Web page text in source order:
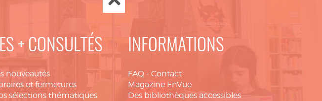
+ CONSULTÉS
nouveautés
et fermetures
sélections thématiques
INFORMATIONS
FAQ - Contact
Magazine EnVue
Des bibliothèques accessibles